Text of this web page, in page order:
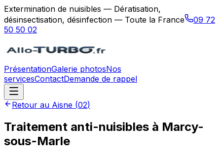
Extermination de nuisibles — Dératisation,
désinsectisation, désinfection — Toute la France
09 72
50 50 02
PrésentationGalerie photosNos
servicesContactDemande de rappel
Retour au Aisne (02)
Traitement anti-nuisibles à Marcy-
sous-Marle